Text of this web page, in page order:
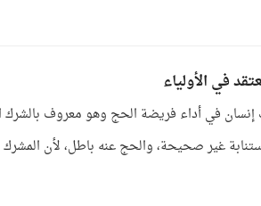
في الأولياء
إنسان في أداء فريضة الحج وهو معروف بالشرك
غير صحيحة، والحج عنه باطل، لأن